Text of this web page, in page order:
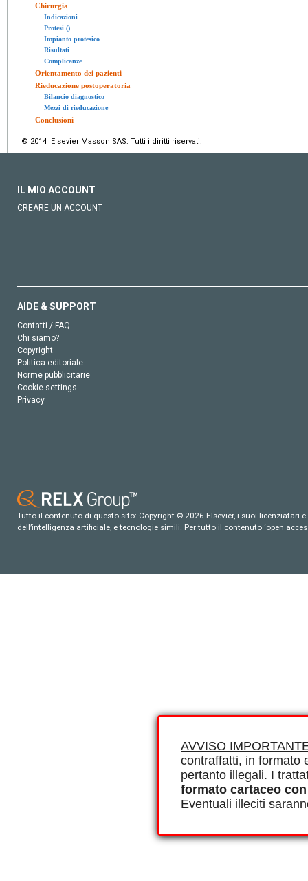
AVVISO
contraffatti, in formato
pertanto illegali. I
formato cartaceo
Eventuali illeciti
Chirurgia
Indicazioni
Protesi ()
Impianto protesico
Risultati
Complicanze
Orientamento dei pazienti
Rieducazione postoperatoria
Bilancio diagnostico
Mezzi di rieducazione
Conclusioni
© 2014 Elsevier Masson SAS. Tutti i diritti riservati.
IL MIO ACCOUNT
CREARE UN ACCOUNT
AIDE & SUPPORT
Contatti / FAQ
Chi siamo?
Copyright
Politica editoriale
Norme pubblicitarie
Cookie settings
Privacy
Tutto il contenuto di questo sito: Copyright © 2026 Elsevier, i suoi
dell’intelligenza artificiale, e tecnologie simili. Per tutto il contenuto ‘open